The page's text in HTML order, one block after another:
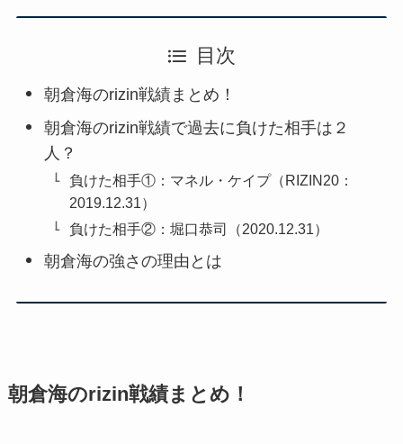
目次
朝倉海のrizin戦績まとめ！
朝倉海のrizin戦績で過去に負けた相手は２
人？
負けた相手①：マネル・ケイプ（RIZIN20：
2019.12.31）
負けた相手②：堀口恭司（2020.12.31）
朝倉海の強さの理由とは
朝倉海のrizin戦績まとめ！